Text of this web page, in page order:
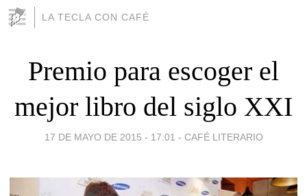
LA TECLA CON CAFÉ
Premio para escoger el
mejor libro del siglo XXI
17 DE MAYO DE 2015 - 17:01 - CAFÉ LITERARIO